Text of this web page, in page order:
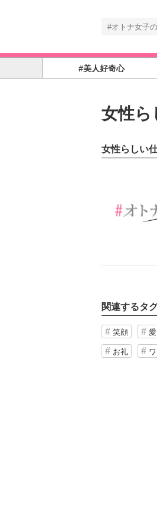
#美人好奇心
女性ら
女性らしい
関連するタ
笑顔
お礼